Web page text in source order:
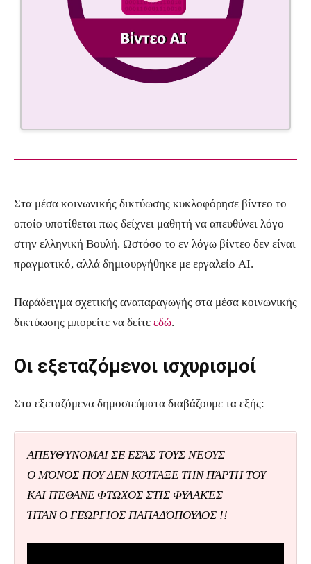
Στα μέσα κοινωνικής δικτύωσης κυκλοφόρησε βίντεο το
οποίο υποτίθεται πως δείχνει μαθητή να απευθύνει λόγο
στην ελληνική Βουλή. Ωστόσο το εν λόγω βίντεο δεν είναι
πραγματικό, αλλά δημιουργήθηκε με εργαλείο AI.
Παράδειγμα σχετικής αναπαραγωγής στα μέσα κοινωνικής
δικτύωσης μπορείτε να δείτε εδώ.
Οι εξεταζόμενοι ισχυρισμοί
Στα εξεταζόμενα δημοσιεύματα διαβάζουμε τα εξής:
ΑΠΕΥΘΎΝΟΜΑΙ ΣΕ ΕΣΆΣ ΤΟΥΣ ΝΈΟΥΣ
Ο ΜΌΝΟΣ ΠΟΥ ΔΕΝ ΚΟΊΤΑΞΕ ΤΗΝ ΠΆΡΤΗ ΤΟΥ
ΚΑΙ ΠΈΘΑΝΕ ΦΤΩΧΟΣ ΣΤΙΣ ΦΥΛΑΚΈΣ
ΉΤΑΝ Ο ΓΕΏΡΓΙΟΣ ΠΑΠΑΔΌΠΟΥΛΟΣ !!